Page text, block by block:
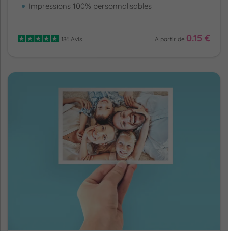
Impressions 100% personnalisables
186 Avis A partir de 0.15 €